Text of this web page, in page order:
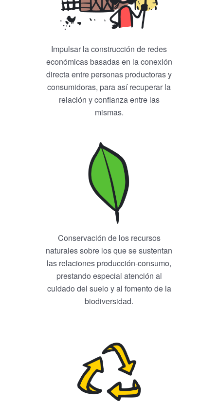
Impulsar la construcción de redes
económicas basadas en la conexión
directa entre personas productoras y
consumidoras, para así recuperar la
relación y confianza entre las
mismas.
Conservación de los recursos
naturales sobre los que se sustentan
las relaciones producción-consumo,
prestando especial atención al
cuidado del suelo y al fomento de la
biodiversidad.